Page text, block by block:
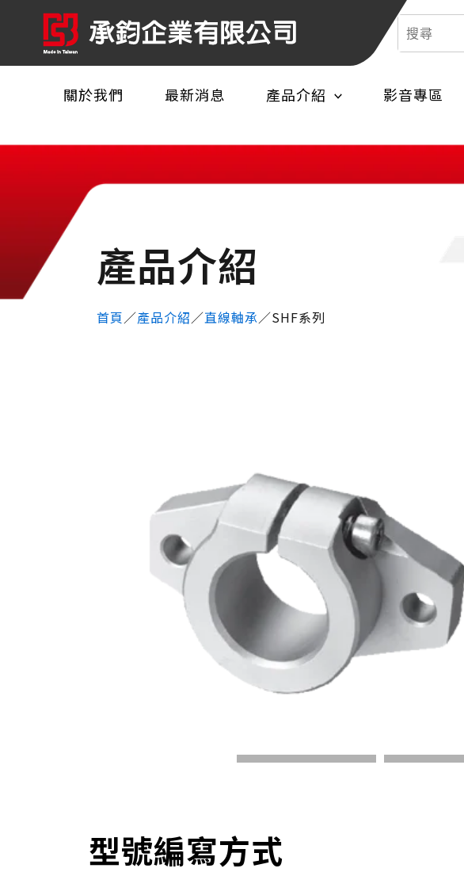
關於我們 最新消息 產品介紹 影音專區
產品介紹​
首頁／產品介紹／直線軸承／SHF系列
型號編寫方式